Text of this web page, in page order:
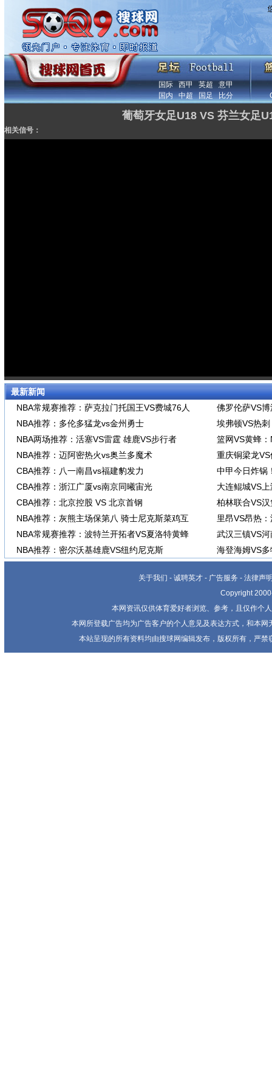
国际 西甲 英超
意甲
国内
中超 国足 比分
葡萄牙女足U18 VS 芬兰女足
相关信号：
最新新闻
NBA常规赛推荐：萨克拉门托国王VS费城76人
NBA推荐：多伦多猛龙vs金州勇士
NBA两场推荐：活塞VS雷霆 雄鹿VS步行者
NBA推荐：迈阿密热火vs奥兰多魔术
CBA推荐：八一南昌vs福建豹发力
CBA推荐：浙江广厦vs南京同曦宙光
CBA推荐：北京控股 VS 北京首钢
NBA推荐：灰熊主场保第八 骑士尼克斯菜鸡互
NBA常规赛推荐：波特兰开拓者VS夏洛特黄蜂
NBA推荐：密尔沃基雄鹿VS纽约尼克斯
佛罗伦萨VS
埃弗顿VS热
篮网VS黄蜂
重庆铜梁龙
中甲今日炸锅
大连鲲城VS
柏林联合VS
里昂VS昂热
武汉三镇VS
海登海姆VS
关于我们 - 诚聘英才 - 广告服务 - 法律声
Copyright
本网资讯仅供体育爱好者浏览、参考，且仅作个
本网所登载广告均为广告客户的个人意见及表达方式，和本
本站呈现的所有资料均由搜球网编辑发布，版权所有，严